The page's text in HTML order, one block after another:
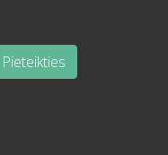
Pieteikties